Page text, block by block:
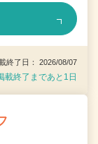
了日： 2026/08/07
載終了まであと1日